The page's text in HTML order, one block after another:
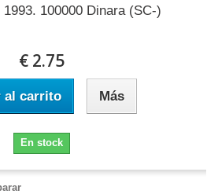
100000 Dinara (SC-)
€ 2.75
al carrito Más
En stock